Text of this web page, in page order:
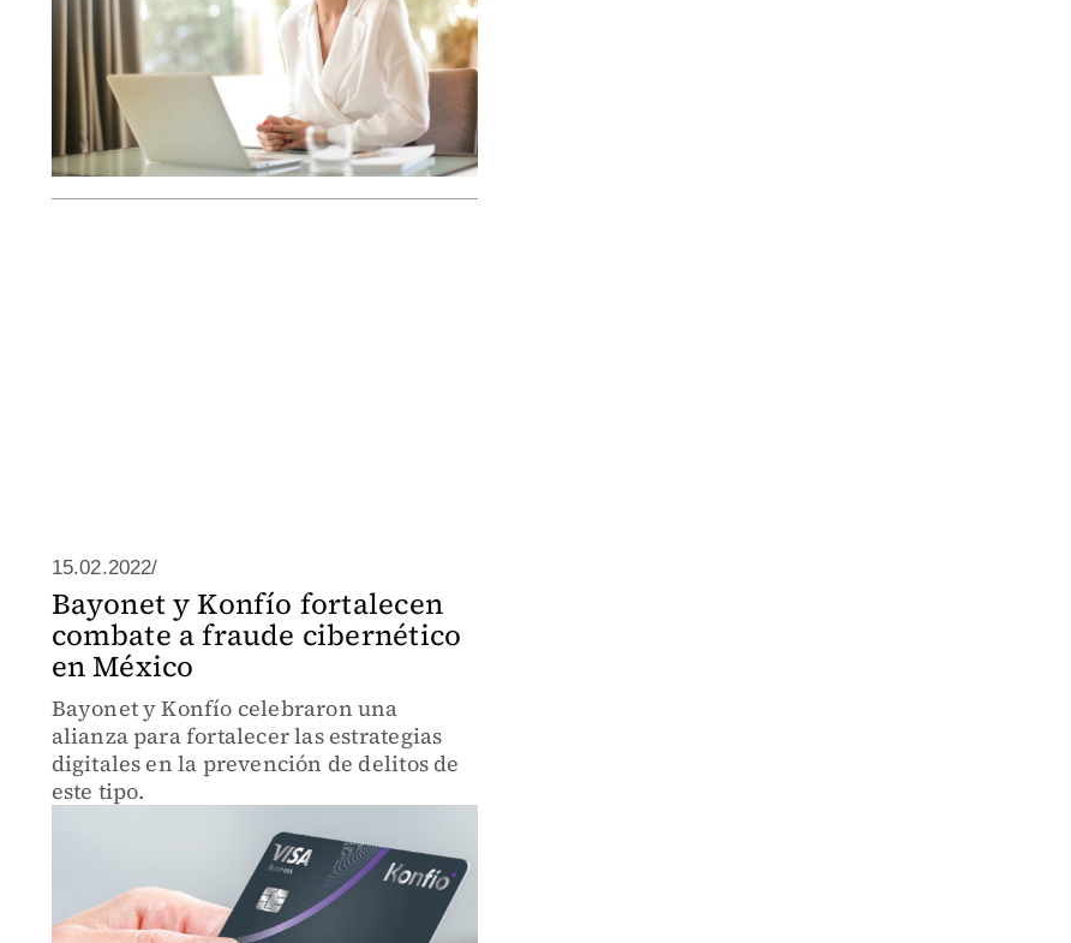
15.02.2022/
Bayonet y Konfío fortalecen
combate a fraude cibernético
en México
Bayonet y Konfío celebraron una
alianza para fortalecer las estrategias
digitales en la prevención de delitos de
este tipo.